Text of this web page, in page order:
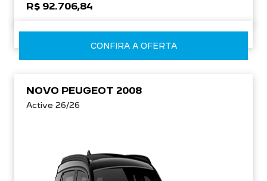
R$ 92.706,84
CONFIRA A OFERTA
NOVO PEUGEOT 2008
Active 26/26